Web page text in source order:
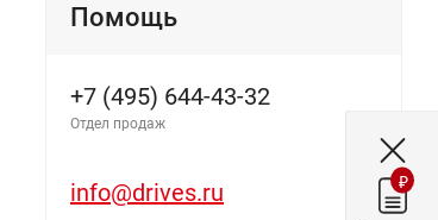
Помощь
+7 (495) 644-43-32
Отдел продаж
info@drives.ru ₽